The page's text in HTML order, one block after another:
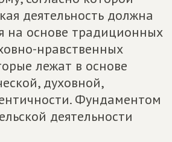
деятельность должна
на основе традиционных
нравственных
лежат в основе
духовной,
Фундаментом
деятельности